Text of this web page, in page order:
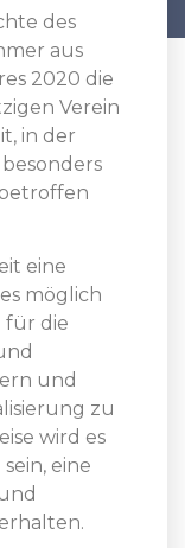
des
aus
2020 die
Verein
in der
eine
möglich
für die
und
zu
wird es
eine